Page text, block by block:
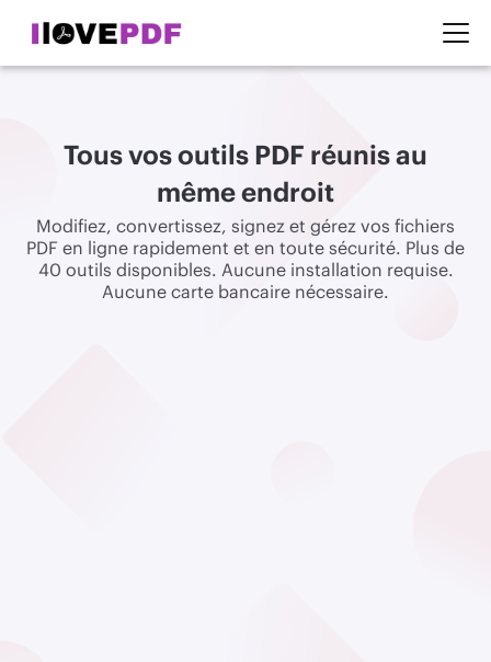
Tous vos outils PDF réunis au
même endroit
Modifiez, convertissez, signez et gérez vos fichiers
PDF en ligne rapidement et en toute sécurité. Plus de
40 outils disponibles. Aucune installation requise.
Aucune carte bancaire nécessaire.